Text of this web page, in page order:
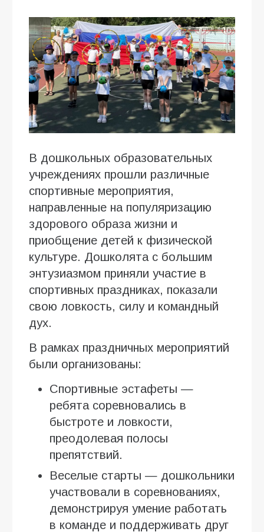
В дошкольных образовательных
учреждениях прошли различные
спортивные мероприятия,
направленные на популяризацию
здорового образа жизни и
приобщение детей к физической
культуре. Дошколята с большим
энтузиазмом приняли участие в
спортивных праздниках, показали
свою ловкость, силу и командный
дух.
В рамках праздничных мероприятий
были организованы:
Спортивные эстафеты —
ребята соревновались в
быстроте и ловкости,
преодолевая полосы
препятствий.
Веселые старты — дошкольники
участвовали в соревнованиях,
демонстрируя умение работать
в команде и поддерживать друг